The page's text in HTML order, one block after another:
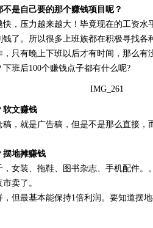
是自己要的那个赚钱项目呢？
压力越来越大！毕竟现在的工资水
了。所以很多上班族都在积极寻找各
有晚上下班以后才有时间，那么有
班后100个赚钱点子都有什么呢?
软文赚钱
就是广告稿，但是不是那么直接，
摆地摊赚钱
装、拖鞋、图书杂志、手机配件。
卖了。
最基本能保持1倍利润。要知道摆地